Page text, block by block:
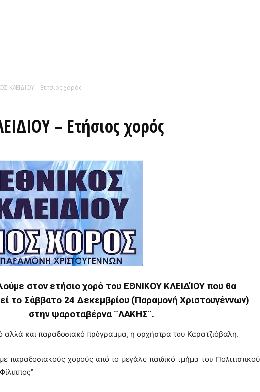
ΚΛΕΙΔΙΟΥ – Ετήσιος χορός
– Ετήσιος χορός
στον ετήσιο χορό του ΕΘΝΙΚΟΥ ΚΛΕΙΔΊΟΥ που θα
το Σάββατο 24 Δεκεμβρίου (Παραμονή Χριστουγέννων)
στην ψαροταβέρνα ¨ΛΑΚΗΣ¨.
αλλά και παραδοσιακό πρόγραμμα, η ορχήστρα του Καρατζιόβαλη.
παραδοσιακούς χορούς από το μεγάλο παιδικό τμήμα του Πολιτιστικού